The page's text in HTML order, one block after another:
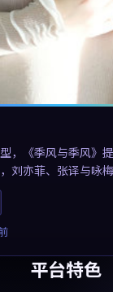
，《季风与季风》
刘亦菲、张译与咏
映，内容在有限空
含高清流畅、人物
」「西班牙电影」
平台特色